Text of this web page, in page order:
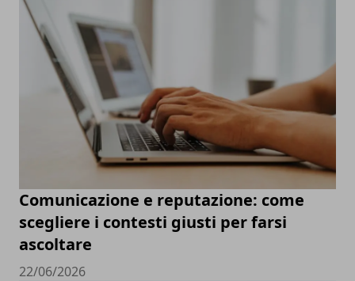
Comunicazione e reputazione: come
scegliere i contesti giusti per farsi
ascoltare
22/06/2026